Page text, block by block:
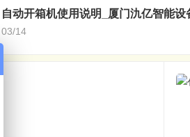
自动开箱机使用说明_厦门氿亿智能设
03/14